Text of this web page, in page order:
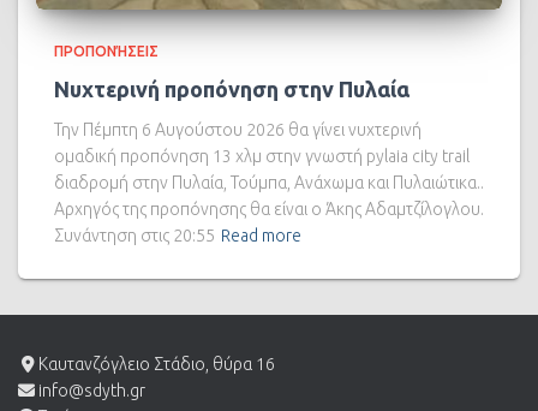
ΠΡΟΠΟΝΉΣΕΙΣ
Νυχτερινή προπόνηση στην Πυλαία
Την Πέμπτη 6 Αυγούστου 2026 θα γίνει νυχτερινή
ομαδική προπόνηση 13 χλμ στην γνωστή pylaia city trail
διαδρομή στην Πυλαία, Τούμπα, Ανάχωμα και Πυλαιώτικα..
Αρχηγός της προπόνησης θα είναι ο Άκης Αδαμτζίλογλου.
Συνάντηση στις 20:55 Read more
Καυτανζόγλειο Στάδιο, θύρα 16
info@sdyth.gr